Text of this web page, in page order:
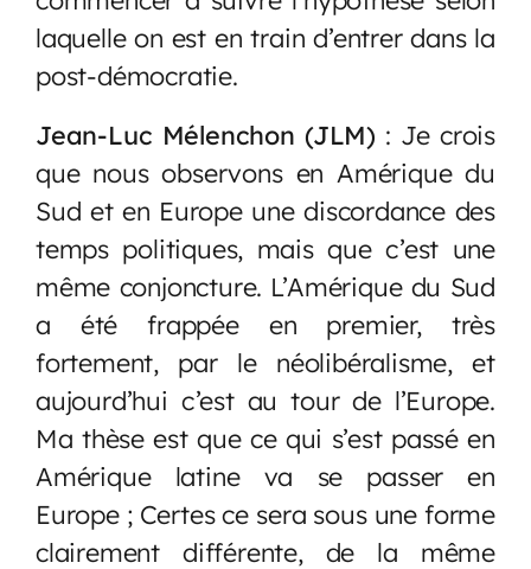
laquelle on est en train d’entrer dans la
post-démocratie.
Jean-Luc Mélenchon (JLM) : Je crois
que nous observons en Amérique du
Sud et en Europe une discordance des
temps politiques, mais que c’est une
même conjoncture. L’Amérique du Sud
a été frappée en premier, très
fortement, par le néolibéralisme, et
aujourd’hui c’est au tour de l’Europe.
Ma thèse est que ce qui s’est passé en
Amérique latine va se passer en
Europe ; Certes ce sera sous une forme
clairement différente, de la même